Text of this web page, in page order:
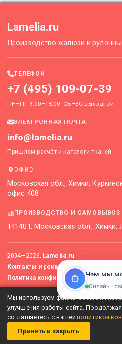
Lamelia.ru
Производство жалюзи и
ТЕЛЕФОН
+7 (495) 109-07-39
ПН–ПТ 9:00–18:00, СБ–ВС выходной
ЭЛЕКТРОННАЯ ПОЧТА
info@lamelia.ru
Пришлём расчёт и каталоги тканей
ОФИС
Московская обл., Химки,
офис 408
ПРОИЗВОДСТВО И САМОВЫВОЗ
141401, Московская обл., Химки,
2004—2026, Lamelia.ru
Контакты и реквизитыКарта сайта
Политика конфиденциальности
Не является публичной офертой.
у менеджеров.
Мы используем файлы cookie и
улучшения работы сайта.
соглашаетесь с нашейполитикой
Принять и закрыть
Чем мы
Онлайн ·